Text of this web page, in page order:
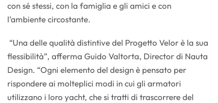
con sé stessi, con la famiglia e gli amici e con
l’ambiente circostante.
“Una delle qualità distintive del Progetto Velor è la sua
flessibilità”, afferma Guido Valtorta, Director di Nauta
Design. “Ogni elemento del design è pensato per
rispondere ai molteplici modi in cui gli armatori
utilizzano i loro yacht, che si tratti di trascorrere del